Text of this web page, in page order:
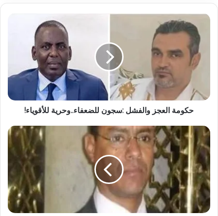
حكومة العجز والفشل :سجون للضعفاء..وحرية للأقوياء!